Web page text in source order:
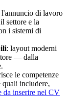
l'annuncio di lavoro
settore e la
i sistemi di
: layout moderni
— dalla
le competenze
quali includere,
da inserire nel CV